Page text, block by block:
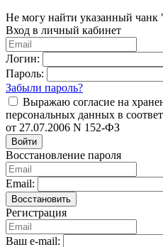
Не могу найти указанный
Вход в личный кабинет
Логин:
Пароль:
Забыли пароль?
Выражаю согласие на
персональных данных в
от 27.07.2006 N 152-ФЗ
Войти
Восстановление пароля
Email:
Восстановить
Регистрация
Ваш e-mail: